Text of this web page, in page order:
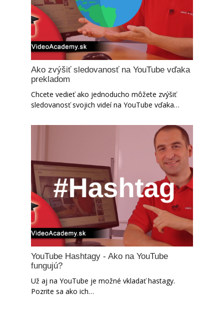
Ako zvýšiť sledovanosť na YouTube vďaka
prekladom
Chcete vedieť ako jednoducho môžete zvýšiť
sledovanosť svojich videí na YouTube vďaka…
YouTube Hashtagy - Ako na YouTube
fungujú?
Už aj na YouTube je možné vkladať hastagy.
Pozrite sa ako ich…